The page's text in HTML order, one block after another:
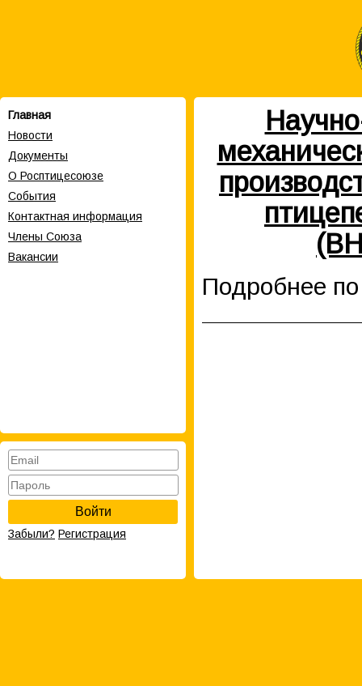
Главная
Новости
Документы
О Росптицесоюзе
События
Контактная информация
Члены Cоюза
Вакансии
Войти
Забыли? Регистрация
Подробнее